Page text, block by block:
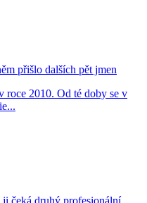
přišlo dalších pět jmen
2010. Od té doby se v
čeká druhý profesionální